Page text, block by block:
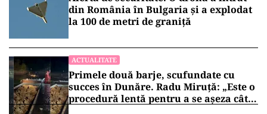
din România în Bulgaria şi a explodat
la 100 de metri de graniţă
ACTUALITATE
Primele două barje, scufundate cu
succes în Dunăre. Radu Miruță: „Este o
procedură lentă pentru a se așeza cât